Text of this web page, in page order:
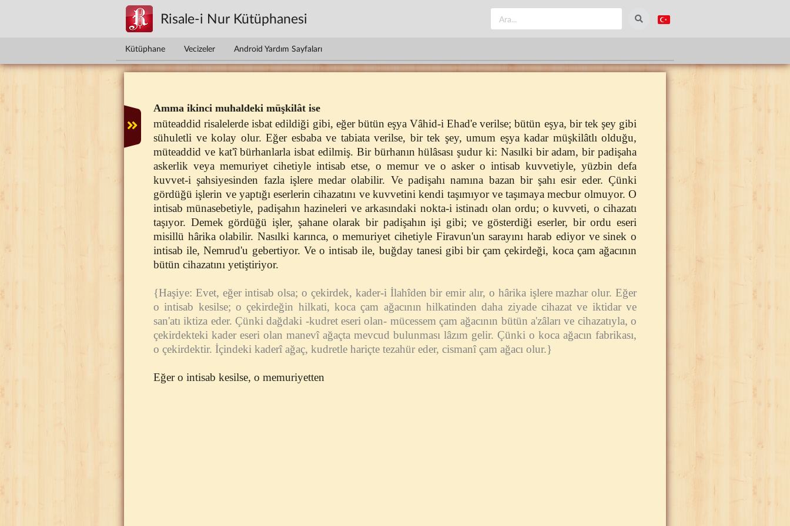
Risale-i Nur Kütüphanesi
Kütüphane Vecizeler Android Yardım Sayfaları
Amma ikinci muhaldeki müşkilât ise
müteaddid risalelerde isbat edildiği gibi, eğer bütün eşya Vâhid-i Ehad'e verilse; bütün eşya, bir tek şey gibi
sühuletli ve kolay olur. Eğer esbaba ve tabiata verilse, bir tek şey, umum eşya kadar müşkilâtlı olduğu,
müteaddid ve kat'î bürhanlarla isbat edilmiş. Bir bürhanın hülâsası şudur ki: Nasılki bir adam, bir padişaha
askerlik veya memuriyet cihetiyle intisab etse, o memur ve o asker o intisab kuvvetiyle, yüzbin defa
kuvvet-i şahsiyesinden fazla işlere medar olabilir. Ve padişahı namına bazan bir şahı esir eder. Çünki
gördüğü işlerin ve yaptığı eserlerin cihazatını ve kuvvetini kendi taşımıyor ve taşımaya mecbur olmuyor. O
intisab münasebetiyle, padişahın hazineleri ve arkasındaki nokta-i istinadı olan ordu; o kuvveti, o cihazatı
taşıyor. Demek gördüğü işler, şahane olarak bir padişahın işi gibi; ve gösterdiği eserler, bir ordu eseri
misillü hârika olabilir. Nasılki karınca, o memuriyet cihetiyle Firavun'un sarayını harab ediyor ve sinek o
intisab ile, Nemrud'u gebertiyor. Ve o intisab ile, buğday tanesi gibi bir çam çekirdeği, koca çam ağacının
bütün cihazatını yetiştiriyor.
{Haşiye: Evet, eğer intisab olsa; o çekirdek, kader-i İlahîden bir emir alır, o hârika işlere mazhar olur. Eğer
o intisab kesilse; o çekirdeğin hilkati, koca çam ağacının hilkatinden daha ziyade cihazat ve iktidar ve
san'atı iktiza eder. Çünki dağdaki -kudret eseri olan- mücessem çam ağacının bütün a'zâları ve cihazatıyla, o
çekirdekteki kader eseri olan manevî ağaçta mevcud bulunması lâzım gelir. Çünki o koca ağacın fabrikası,
o çekirdektir. İçindeki kaderî ağaç, kudretle hariçte tezahür eder, cismanî çam ağacı olur.}
Eğer o intisab kesilse, o memuriyetten